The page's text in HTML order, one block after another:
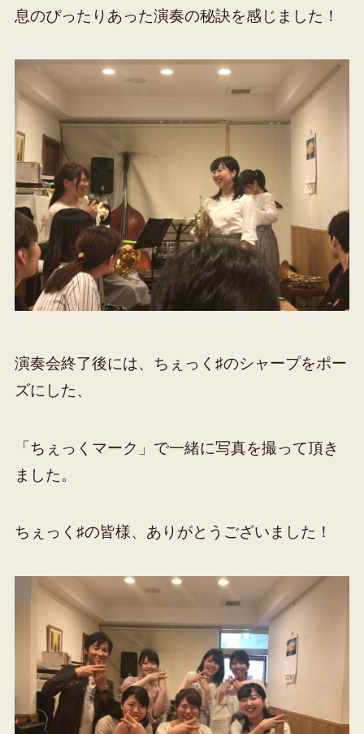
息のぴったりあった演奏の秘訣を感じました！
演奏会終了後には、ちぇっく♯のシャープをポー
ズにした、
「ちぇっくマーク」で一緒に写真を撮って頂き
ました。
ちぇっく♯の皆様、ありがとうございました！